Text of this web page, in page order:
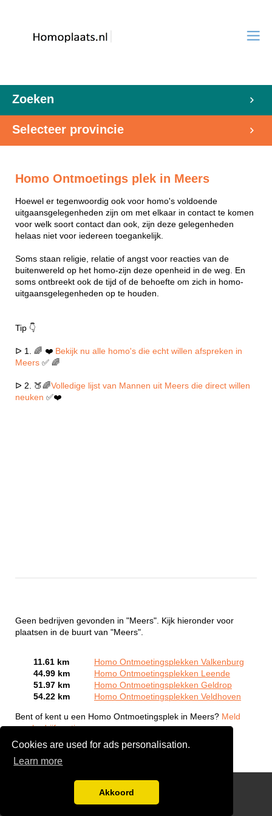
Cookies are used for ads personalisation.
Learn more
Akkoord
Zoeken
Selecteer provincie
Homo Ontmoetings plek in Meers
Hoewel er tegenwoordig ook voor homo's voldoende
uitgaansgelegenheden zijn om met elkaar in contact te komen
voor welk soort contact dan ook, zijn deze gelegenheden
helaas niet voor iedereen toegankelijk.
Soms staan religie, relatie of angst voor reacties van de
buitenwereld op het homo-zijn deze openheid in de weg. En
soms ontbreekt ook de tijd of de behoefte om zich in homo-
uitgaansgelegenheden op te houden.
Tip 👇
ᐅ 1. 🌈 ❤️ Bekijk nu alle homo's die echt willen afspreken in
Meers ✅ 🌈
ᐅ 2. 🍑🌈Volledige lijst van Mannen uit Meers die direct willen
neuken ✅❤️
Geen bedrijven gevonden in "Meers". Kijk hieronder voor
plaatsen in de buurt van "Meers".
11.61 km
Homo Ontmoetingsplekken Valkenburg
44.99 km
Homo Ontmoetingsplekken Leende
51.97 km
Homo Ontmoetingsplekken Geldrop
54.22 km
Homo Ontmoetingsplekken Veldhoven
Bent of kent u een Homo Ontmoetingsplek in Meers? Meld
een bedrijf gratis aan